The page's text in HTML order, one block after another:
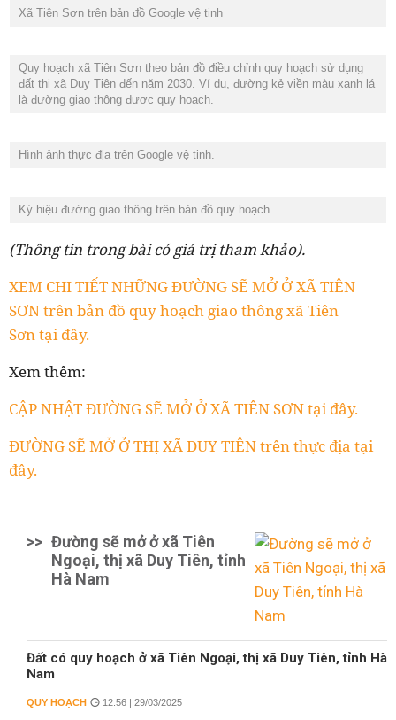
Xã Tiên Sơn trên bản đồ Google vệ tinh
Quy hoạch xã Tiên Sơn theo bản đồ điều chỉnh quy hoạch sử dụng
đất thị xã Duy Tiên đến năm 2030. Ví dụ, đường kẻ viền màu xanh lá
là đường giao thông được quy hoạch.
Hình ảnh thực địa trên Google vệ tinh.
Ký hiệu đường giao thông trên bản đồ quy hoạch.
(Thông tin trong bài có giá trị tham khảo).
XEM CHI TIẾT NHỮNG ĐƯỜNG SẼ MỞ Ở XÃ TIÊN
SƠN trên bản đồ quy hoạch giao thông xã Tiên
Sơn tại đây.
Xem thêm:
CẬP NHẬT ĐƯỜNG SẼ MỞ Ở XÃ TIÊN SƠN tại đây.
ĐƯỜNG SẼ MỞ Ở THỊ XÃ DUY TIÊN trên thực địa tại
đây.
>> Đường sẽ mở ở xã Tiên
Ngoại, thị xã Duy Tiên, tỉnh
Hà Nam
Đất có quy hoạch ở xã Tiên Ngoại, thị xã Duy Tiên, tỉnh Hà
Nam
QUY HOẠCH 12:56 | 29/03/2025